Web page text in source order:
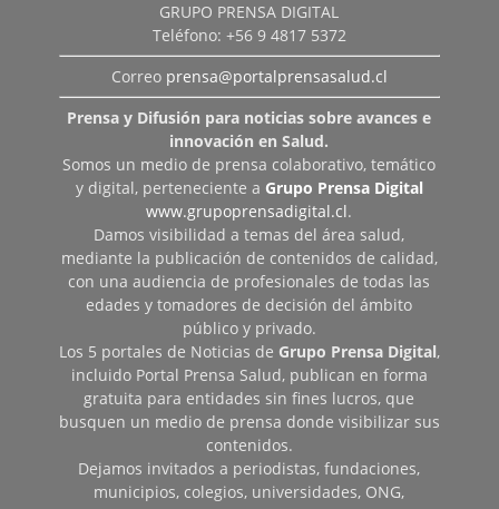
GRUPO PRENSA DIGITAL
Teléfono: +56 9 4817 5372
Correo prensa@portalprensasalud.cl
Prensa y Difusión para noticias sobre avances e
innovación en Salud.
Somos un medio de prensa colaborativo, temático
y digital, perteneciente a Grupo Prensa Digital
www.grupoprensadigital.cl.
Damos visibilidad a temas del área salud,
mediante la publicación de contenidos de calidad,
con una audiencia de profesionales de todas las
edades y tomadores de decisión del ámbito
público y privado.
Los 5 portales de Noticias de Grupo Prensa Digital,
incluido Portal Prensa Salud, publican en forma
gratuita para entidades sin fines lucros, que
busquen un medio de prensa donde visibilizar sus
contenidos.
Dejamos invitados a periodistas, fundaciones,
municipios, colegios, universidades, ONG,